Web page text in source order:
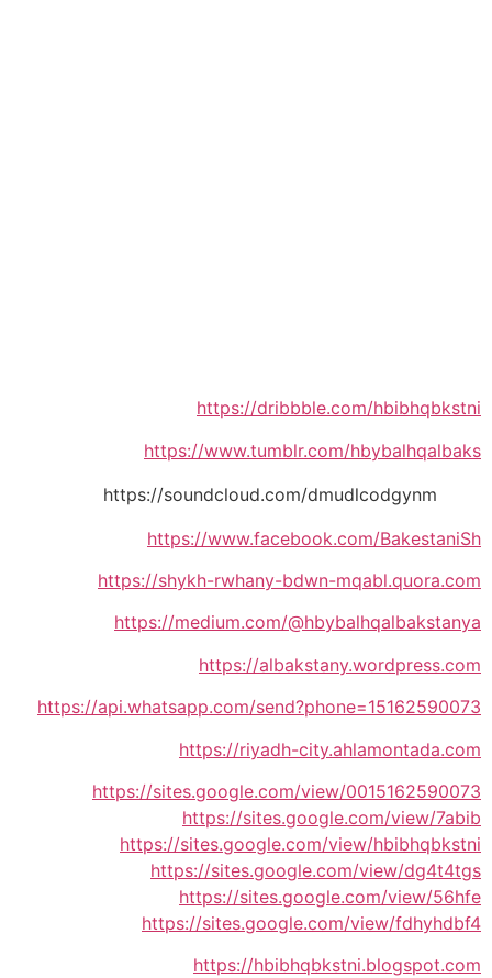
https://dribbble.com/hbibhqbkstni
https://www.tumblr.com/hbybalhqalbaks
https://soundcloud.com/dmudlcodgynm
https://www.facebook.com/BakestaniSh
https://shykh-rwhany-bdwn-mqabl.quora.com
https://medium.com/@hbybalhqalbakstanya
https://albakstany.wordpress.com
https://api.whatsapp.com/send?phone=15162590073
https://riyadh-city.ahlamontada.com
https://sites.google.com/view/0015162590073
https://sites.google.com/view/7abib
https://sites.google.com/view/hbibhqbkstni
https://sites.google.com/view/dg4t4tgs
https://sites.google.com/view/56hfe
https://sites.google.com/view/fdhyhdbf4
https://hbibhqbkstni.blogspot.com